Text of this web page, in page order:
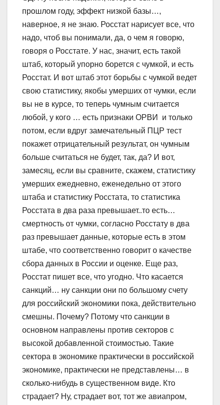
прошлом году, эффект низкой базы…,
наверное, я не знаю. Росстат нарисует все, что
надо, чтоб вы понимали, да, о чем я говорю,
говоря о Росстате. У нас, значит, есть такой
штаб, который упорно борется с чумкой, и есть
Росстат. И вот штаб этот борьбы с чумкой ведет
свою статистику, якобы умерших от чумки, если
вы не в курсе, то теперь чумным считается
любой, у кого … есть признаки ОРВИ и только
потом, если вдруг замечательный ПЦР тест
покажет отрицательный результат, он чумным
больше считаться не будет, так, да? И вот,
замесяц, если вы сравните, скажем, статистику
умерших ежедневно, еженедельно от этого
штаба и статистику Росстата, то статистика
Росстата в два раза превышает..то есть…
смертность от чумки, согласно Росстату в два
раз превышает данные, которые есть в этом
штабе, что соответственно говорит о качестве
сбора данных в России и оценке. Еще раз,
Росстат пишет все, что угодно. Что касается
санкций… ну санкции они по большому счету
для российский экономики пока, действительно
смешны. Почему? Потому что санкции в
основном направлены против секторов с
высокой добавленной стоимостью. Такие
сектора в экономике практически в российской
экономике, практически не представлены… в
сколько-нибудь в существенном виде. Кто
страдает? Ну, страдает вот, тот же авиапром,